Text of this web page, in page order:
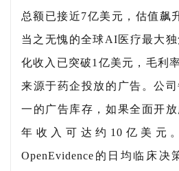
总额已接近7亿美元，估值飙
当之无愧的全球AI医疗最大
化收入已突破1亿美元，毛利
来源于药企投放的广告。公
一的广告库存，如果全面开
年收入可达约10亿美元
OpenEvidence的日均临床决